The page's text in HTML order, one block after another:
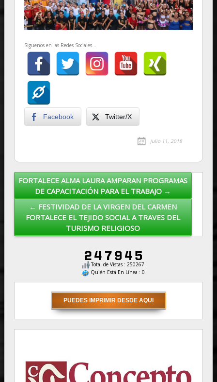
Siguenos en las Redes Sociales...
Facebook Twitter/X
julio 11, 2018
Post navigation
FORTALECE ALMA LAURA AMPARAN PROGRAMAS
DE CAPACITACIÓN PARA EL TRABAJO →
← FESTIVIDAD DE LA VIRGEN DEL CARMEN
FORTALECE EL TEJIDO SOCIAL A TRAVES DEL
TURISMO RELIGIOSO
Total de Vistas : 250267
Quién Está En Línea : 0